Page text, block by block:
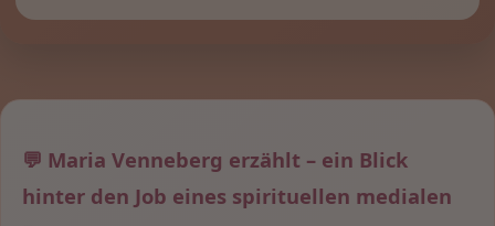
💬 Maria Venneberg erzählt – ein Blick
hinter den Job eines spirituellen medialen